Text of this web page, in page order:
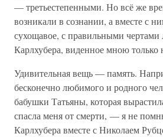
— третьестепенными. Но всё же
возникали в сознании, а вместе с
сухощавое, с правильными
Карлхубера, виденное мною только
Удивительная вещь — память.
бесконечно любимого и родного
бабушки Татьяны, которая
спасла меня от смерти, — я не
Карлхубера вместе с Николаем